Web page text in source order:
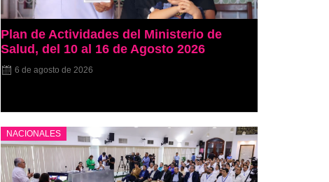
Plan de Actividades del Ministerio de
Salud, del 10 al 16 de Agosto 2026
6 de agosto de 2026
NACIONALES